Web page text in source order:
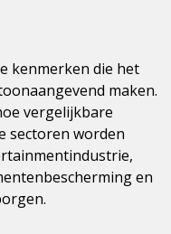
kenmerken die het
maken.
vergelijkbare
sectoren worden
en